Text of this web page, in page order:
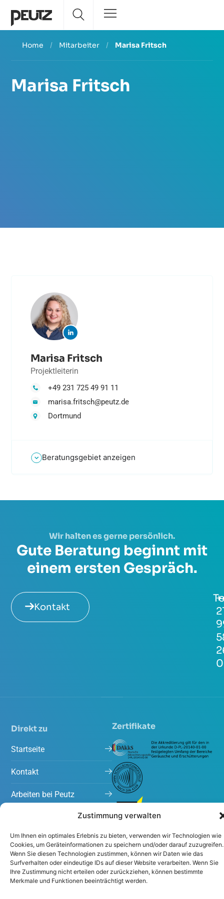
Zustimmung verwalten
Um Ihnen ein optimales Erlebnis zu bieten, verwenden wir Technologien wie
Cookies, um Geräteinformationen zu speichern und/oder darauf zuzugreifen.
Wenn Sie diesen Technologien zustimmen, können wir Daten wie das
Surfverhalten oder eindeutige IDs auf dieser Website verarbeiten. Wenn Sie
Ihre Zustimmung nicht erteilen oder zurückziehen, können bestimmte
Merkmale und Funktionen beeinträchtigt werden.
Home / Mitarbeiter / Marisa Fritsch
Marisa Fritsch
Marisa Fritsch
Projektleiterin
+49 231 725 49 91 11
marisa.fritsch@peutz.de
Dortmund
Beratungsgebiet anzeigen
Wir halten es gerne persönlich.
Gute Beratung beginnt mit
einem ersten Gespräch.
Kontakt
0
Direkt zu
Startseite
Kontakt
Arbeiten bei Peutz
Aktuelles
Zertifikate